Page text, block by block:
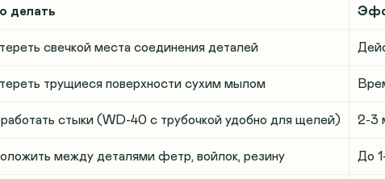
делать
свечкой места соединения деталей
трущиеся поверхности сухим мылом
стыки (WD-40 с трубочкой удобно для щелей) 2-3
между деталями фетр, войлок, резину До